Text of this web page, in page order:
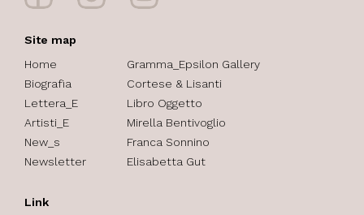
Site map
Home
Biografia
Lettera_E
Artisti_E
New_s
Newsletter
Gramma_Epsilon Gallery
Cortese & Lisanti
Libro Oggetto
Mirella Bentivoglio
Franca Sonnino
Elisabetta Gut
Link